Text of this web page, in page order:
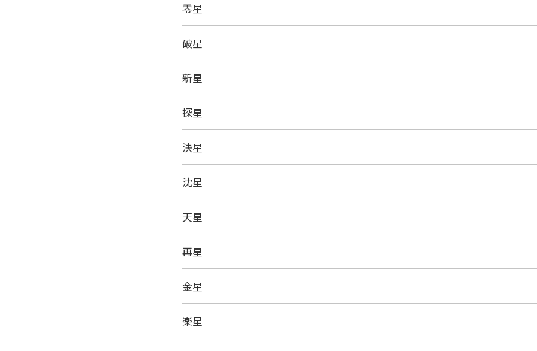
零星
破星
新星
探星
決星
沈星
天星
再星
金星
楽星